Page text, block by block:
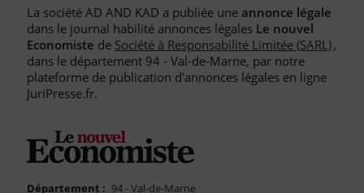
Départements pour la Publication d'Annonces Légales
Liste des Greffes
Liste des CCI
FAQ
La société AD AND KAD a publiée une annonce légale
dans le journal habilité annonces légales Le nouvel
Economiste de Société à Responsabilité Limitée (SARL),
dans le département 94 - Val-de-Marne, par notre
plateforme de publication d'annonces légales en ligne
JuriPresse.fr.
Département : 94 - Val-de-Marne